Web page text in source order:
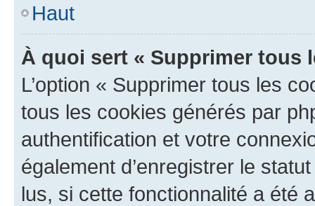
Haut
À quoi sert « Supprimer tous
L’option « Supprimer tous les
tous les cookies générés par
authentification et votre
également d’enregistrer le
lus, si cette fonctionnalité a été